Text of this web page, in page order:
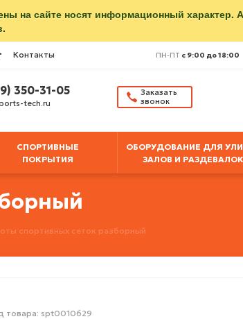
на сайте носят информационный характер.
Контакты ПН-ПТ с 9:00 до 18:00
350-31-05
tech.ru
Заказать
звонок
СПОРТИВНЫЕ
ПОКРЫТИЯ
ОБОРУДОВАНИЕ ДЛЯ
ЗАЛОВ И РАЗДЕВАЛОК
спортивных сеток разборный
товара: spt0010629